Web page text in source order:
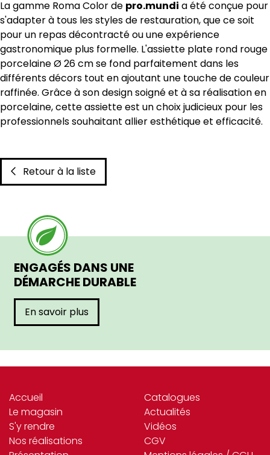
La gamme Roma Color de pro.mundi a été conçue pour
s'adapter à tous les styles de restauration, que ce soit
pour un repas décontracté ou une expérience
gastronomique plus formelle. L'assiette plate rond rouge
porcelaine Ø 26 cm se fond parfaitement dans les
différents décors tout en ajoutant une touche de couleur
raffinée. Grâce à son design soigné et à sa réalisation en
porcelaine, cette assiette est un choix judicieux pour les
professionnels souhaitant allier esthétique et efficacité.
Retour à la liste
ENGAGÉS DANS UNE
DÉMARCHE DURABLE
En savoir plus
Accueil
Le magasin
S'y rendre
Nos réalisations
Catalogues
Actualités
Vidéos
CGV